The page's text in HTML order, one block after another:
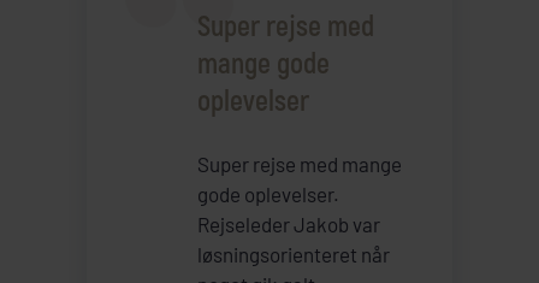
Super rejse med
mange gode
oplevelser
Super rejse med mange
gode oplevelser.
Rejseleder Jakob var
løsningsorienteret når